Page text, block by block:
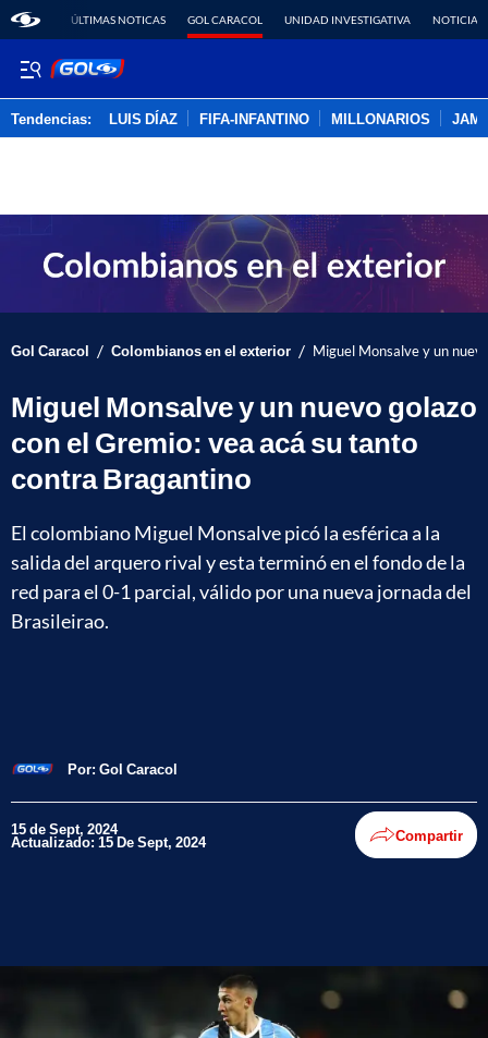
ÚLTIMAS NOTICAS GOL CARACOL UNIDAD INVESTIGATIVA NOTICIAS
Tendencias: LUIS DÍAZ FIFA-INFANTINO MILLONARIOS
Gol Caracol / Colombianos en el exterior / Miguel Monsalve y un
Miguel Monsalve y un nuevo golazo
con el Gremio: vea acá su tanto
contra Bragantino
El colombiano Miguel Monsalve picó la esférica a la
salida del arquero rival y esta terminó en el fondo de la
red para el 0-1 parcial, válido por una nueva jornada del
Brasileirao.
Por: Gol Caracol
15 de Sept, 2024
Actualizado: 15 De Sept, 2024 Compartir